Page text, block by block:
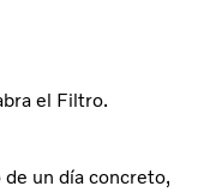
el Filtro.
un día concreto,